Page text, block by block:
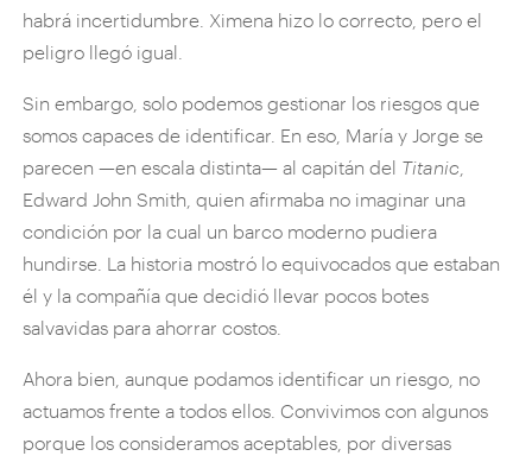
habrá incertidumbre. Ximena hizo lo correcto, pero el
peligro llegó igual.
Sin embargo, solo podemos gestionar los riesgos que
somos capaces de identificar. En eso, María y Jorge se
parecen —en escala distinta— al capitán del Titanic
Edward John Smith, quien afirmaba no imaginar una
condición por la cual un barco moderno pudiera
hundirse. La historia mostró lo equivocados que estaban
él y la compañía que decidió llevar pocos botes
salvavidas para ahorrar costos.
Ahora bien, aunque podamos identificar un riesgo, no
actuamos frente a todos ellos. Convivimos con algunos
porque los consideramos aceptables, por diversas